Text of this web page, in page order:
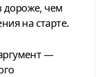
дороже, чем
на старте.
—